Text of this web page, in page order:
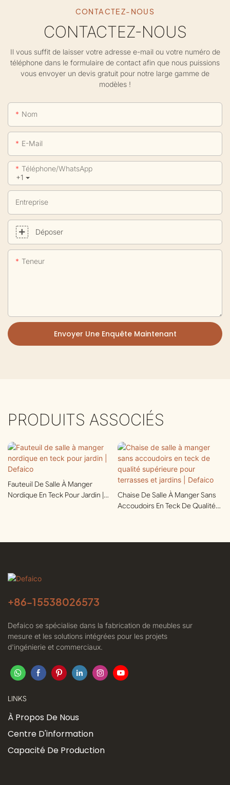
CONTACTEZ-NOUS
CONTACTEZ-NOUS
Il vous suffit de laisser votre adresse e-mail ou votre numéro de
téléphone dans le formulaire de contact afin que nous puissions
vous envoyer un devis gratuit pour notre large gamme de
modèles !
Nom
E-Mail
+1
Téléphone/WhatsApp
Entreprise
Déposer
Teneur
Envoyer Une Enquête Maintenant
PRODUITS ASSOCIÉS
Fauteuil De Salle À Manger
Nordique En Teck Pour Jardin |
Chaise De Salle À Manger Sans
Accoudoirs En Teck De Qualité
+86-15538026573
Defaico se spécialise dans la fabrication de meubles sur
mesure et les solutions intégrées pour les projets
d'ingénierie et commerciaux.
LINKS
À Propos De Nous
Centre D'information
Capacité De Production